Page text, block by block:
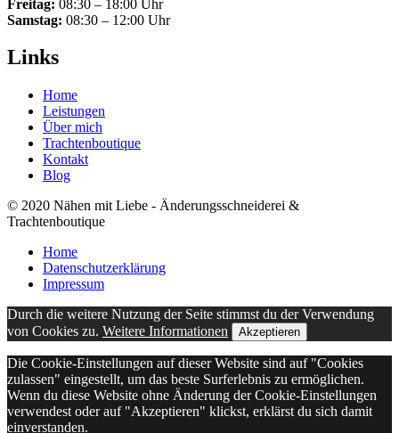
Freitag: 08:30 – 18:00 Uhr
Samstag: 08:30 – 12:00 Uhr
Links
Home
Leistungen
Über mich
Trachtenboutique
Kontakt
Blog
© 2020 Nähen mit Liebe - Änderungsschneiderei &
Trachtenboutique
Home
Datenschutz­erklärung
Impressum
Durch die weitere Nutzung der Seite stimmst du der Verwendung
von Cookies zu. Weitere Informationen Akzeptieren
Die Cookie-Einstellungen auf dieser Website sind auf "Cookies
zulassen" eingestellt, um das beste Surferlebnis zu ermöglichen.
Wenn du diese Website ohne Änderung der Cookie-Einstellungen
verwendest oder auf "Akzeptieren" klickst, erklärst du sich damit
einverstanden.